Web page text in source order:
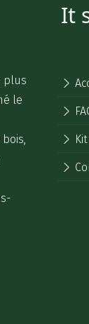
It
plus
le